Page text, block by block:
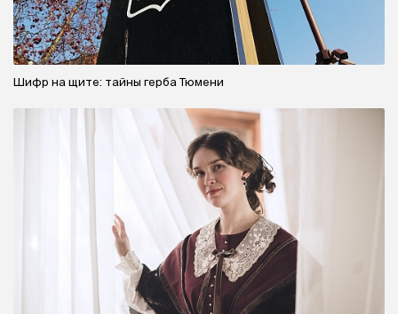
Шифр на щите: тайны герба Тюмени